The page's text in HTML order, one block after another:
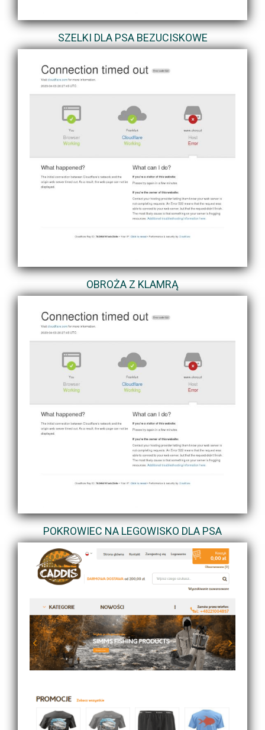
SZELKI DLA PSA BEZUCISKOWE
OBROŻA Z KLAMRĄ
POKROWIEC NA LEGOWISKO DLA PSA